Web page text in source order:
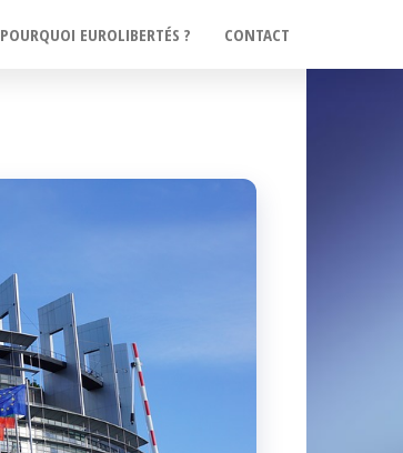
POURQUOI EUROLIBERTÉS ? CONTACT